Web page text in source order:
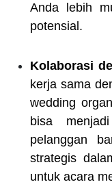
Anda lebih
potensial.
Kolaborasi
kerja sama
wedding
bisa
pelanggan
strategis
untuk acara